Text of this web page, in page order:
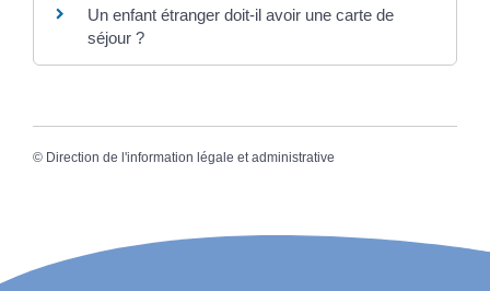
Un enfant étranger doit-il avoir une carte de
séjour ?
© Direction de l'information légale et administrative